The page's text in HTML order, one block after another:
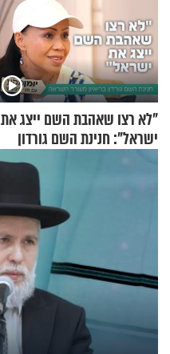
"לא רצו שאהבת השם ייצג את
ישראל": חנינת השם גורדון
בריאיון מעורר השראה